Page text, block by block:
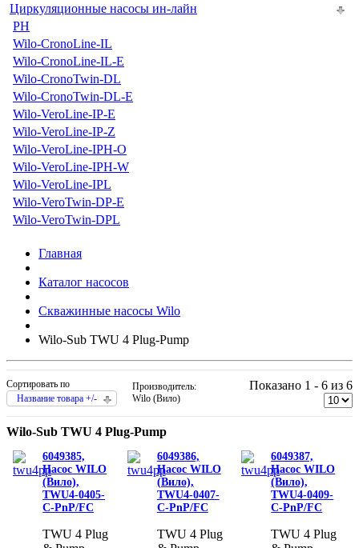
Циркуляционные насосы ин-лайн
PH
Wilo-CronoLine-IL
Wilo-CronoLine-IL-E
Wilo-CronoTwin-DL
Wilo-CronoTwin-DL-E
Wilo-VeroLine-IP-E
Wilo-VeroLine-IP-Z
Wilo-VeroLine-IPH-O
Wilo-VeroLine-IPH-W
Wilo-VeroLine-IPL
Wilo-VeroTwin-DP-E
Wilo-VeroTwin-DPL
Главная
Каталог насосов
Скважинные насосы Wilo
Wilo-Sub TWU 4 Plug-Pump
Сортировать по
Название товара +/-
Производитель:
Wilo (Вило)
Показано 1 - 6 из 6
Wilo-Sub TWU 4 Plug-Pump
6049385,
Насос WILO
(Вило),
TWU4-0405-
C-PnP/FC
TWU 4 Plug
6049386,
Насос WILO
(Вило),
TWU4-0407-
C-PnP/FC
TWU 4 Plug
6049387,
Насос WILO
(Вило),
TWU4-0409-
C-PnP/FC
TWU 4 Plug